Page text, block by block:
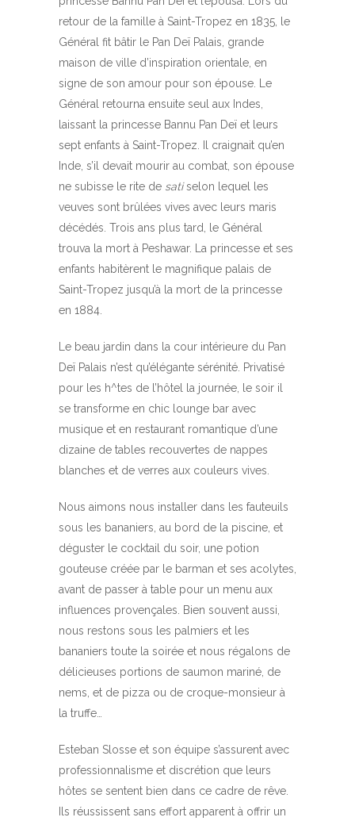
retour de la famille à Saint-Tropez en 1835, le
Général fit bâtir le Pan Deï Palais, grande
maison de ville d’inspiration orientale, en
signe de son amour pour son épouse. Le
Général retourna ensuite seul aux Indes,
laissant la princesse Bannu Pan Deï et leurs
sept enfants à Saint-Tropez. Il craignait qu’en
Inde, s’il devait mourir au combat, son épouse
ne subisse le rite de satiselon lequel les
veuves sont brûlées vives avec leurs maris
décédés. Trois ans plus tard, le Général
trouva la mort à Peshawar. La princesse et ses
enfants habitèrent le magnifique palais de
Saint-Tropez jusqu’à la mort de la princesse
en 1884.
Le beau jardin dans la cour intérieure du Pan
Deï Palais n’est qu’élégante sérénité. Privatisé
pour les h^tes de l’hôtel la journée, le soir il
se transforme en chic lounge bar avec
musique et en restaurant romantique d’une
dizaine de tables recouvertes de nappes
blanches et de verres aux couleurs vives.
Nous aimons nous installer dans les fauteuils
sous les bananiers, au bord de la piscine, et
déguster le cocktail du soir, une potion
gouteuse créée par le barman et ses acolytes,
avant de passer à table pour un menu aux
influences provençales. Bien souvent aussi,
nous restons sous les palmiers et les
bananiers toute la soirée et nous régalons de
délicieuses portions de saumon mariné, de
nems, et de pizza ou de croque-monsieur à
la truffe…
Esteban Slosse et son équipe s’assurent avec
professionnalisme et discrétion que leurs
hôtes se sentent bien dans ce cadre de rêve.
Ils réussissent sans effort apparent à offrir un